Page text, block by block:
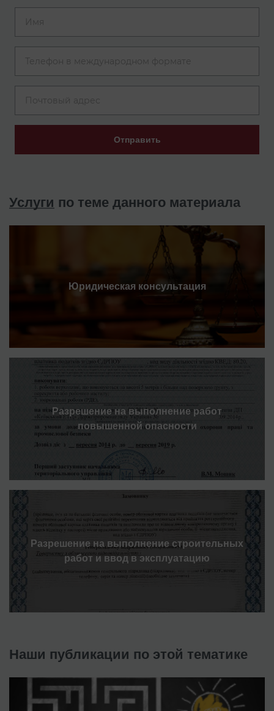
Отправить
Услуги по теме данного материала
Юридическая консультация
Разрешение на выполнение работ
повышенной опасности
Разрешение на выполнение строительных
работ и ввод в эксплуатацию
Наши публикации по этой тематике